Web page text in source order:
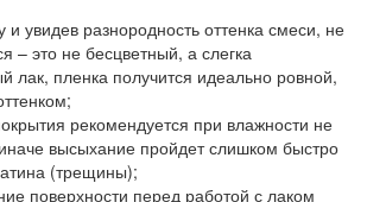
и увидев разнородность оттенка смеси, не
– это не бесцветный, а слегка
лак, пленка получится идеально ровной,
рекомендуется при влажности не
высыхание пройдет слишком быстро
(трещины);
поверхности перед работой с лаком